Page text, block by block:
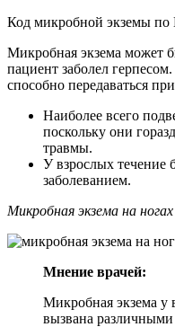
Код микробной экземы
Микробная экзема может
пациент заболел
способно передаваться
Наиболее всего
поскольку они
травмы.
У взрослых течение
заболеванием.
Микробная экзема на
Мнение врачей:
Микробная экзема у
вызвана